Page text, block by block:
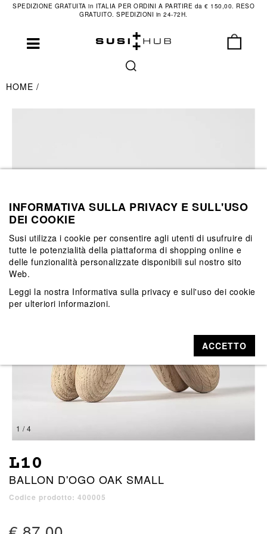
SPEDIZIONE GRATUITA in ITALIA PER ORDINI A PARTIRE da € 150,00. RESO
GRATUITO. SPEDIZIONI in 24-72H.
HOME
1 / 4
L10
BALLON D'OGO OAK SMALL
Codice prodotto: 400005
INFORMATIVA SULLA PRIVACY E SULL'USO
DEI COOKIE
Susi utilizza i cookie per consentire agli utenti di usufruire di
tutte le potenzialità della piattaforma di shopping online e
delle funzionalità personalizzate disponibili sul nostro sito
Web.
Leggi la nostra Informativa sulla privacy e sull'uso dei cookie
per ulteriori informazioni.
ACCETTO